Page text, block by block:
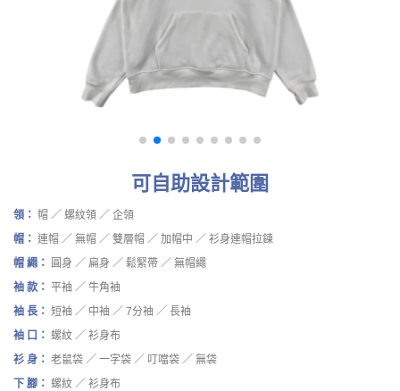
可自助設計範圍
領： 帽 ／ 螺紋領 ／ 企領
帽： 連帽 ／ 無帽 ／ 雙層帽 ／ 加帽中 ／ 衫身連帽拉鍊
帽 繩：
圓身 ／ 扁身 ／ 鬆緊帶 ／ 無帽繩
袖 款： 平袖 ／ 牛角袖
袖 長： 短袖 ／ 中袖 ／ 7分袖 ／ 長袖
袖 口： 螺紋 ／ 衫身布
衫 身： 老鼠袋 ／ 一字袋 ／ 叮噹袋 ／ 無袋
下 腳： 螺紋 ／ 衫身布